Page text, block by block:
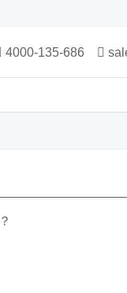
4000-135-686